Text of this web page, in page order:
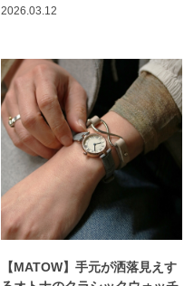
2026.03.12
【MATOW】手元が洒落見えす